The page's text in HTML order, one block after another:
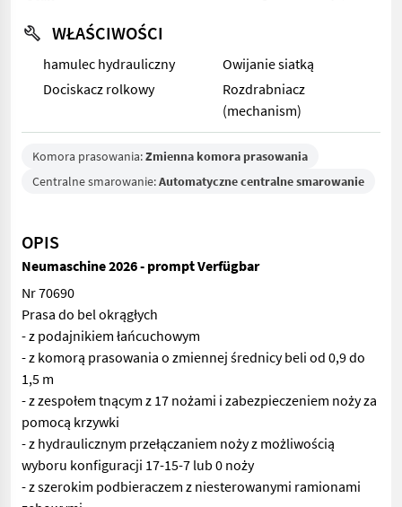
WŁAŚCIWOŚCI
hamulec hydrauliczny
Owijanie siatką
Dociskacz rolkowy
Rozdrabniacz
(mechanism)
Komora prasowania:Zmienna komora prasowania
Centralne smarowanie:Automatyczne centralne smarowanie
OPIS
Neumaschine 2026 - prompt Verfügbar
Nr 70690
Prasa do bel okrągłych
- z podajnikiem łańcuchowym
- z komorą prasowania o zmiennej średnicy beli od 0,9 do
1,5 m
- z zespołem tnącym z 17 nożami i zabezpieczeniem noży za
pomocą krzywki
- z hydraulicznym przełączaniem noży z możliwością
wyboru konfiguracji 17-15-7 lub 0 noży
- z szerokim podbieraczem z niesterowanymi ramionami